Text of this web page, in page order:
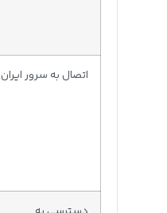
اتصال به سرور ایران